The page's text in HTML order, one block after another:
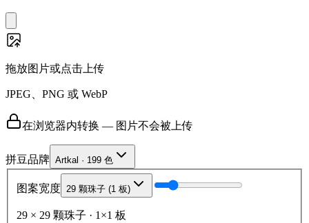
拖放图片或点击上传
JPEG、PNG 或 WebP
在浏览器内转换 — 图片不会被上传
拼豆品牌 Artkal · 199 色
图案宽度 29 颗珠子 (1 板)
29 × 29 颗珠子 · 1×1 板